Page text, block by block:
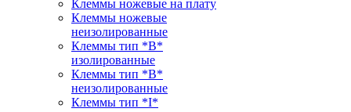
Клеммы ножевые на плату
Клеммы ножевые
неизолированные
Клеммы тип *B*
изолированные
Клеммы тип *B*
неизолированные
Клеммы тип *I*